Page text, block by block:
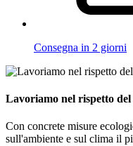
Consegna in 2 giorni
Lavoriamo nel rispetto del
Con concrete misure
sull'ambiente e sul clima il